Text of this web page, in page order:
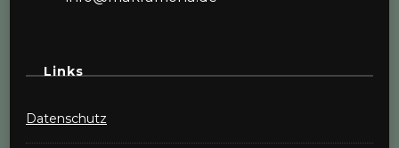
Links
Datenschutz